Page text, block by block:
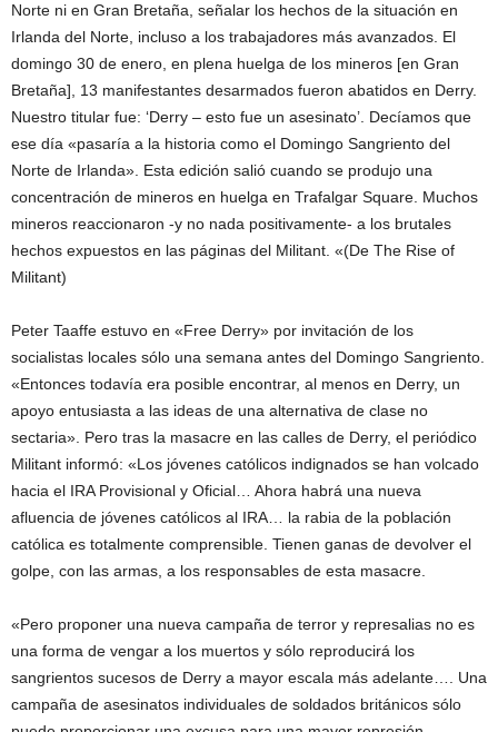
Norte ni en Gran Bretaña, señalar los hechos de la situación en
Irlanda del Norte, incluso a los trabajadores más avanzados. El
domingo 30 de enero, en plena huelga de los mineros [en Gran
Bretaña], 13 manifestantes desarmados fueron abatidos en Derry.
Nuestro titular fue: ‘Derry – esto fue un asesinato’. Decíamos que
ese día «pasaría a la historia como el Domingo Sangriento del
Norte de Irlanda». Esta edición salió cuando se produjo una
concentración de mineros en huelga en Trafalgar Square. Muchos
mineros reaccionaron -y no nada positivamente- a los brutales
hechos expuestos en las páginas del Militant. «(De The Rise of
Militant)
Peter Taaffe estuvo en «Free Derry» por invitación de los
socialistas locales sólo una semana antes del Domingo Sangriento.
«Entonces todavía era posible encontrar, al menos en Derry, un
apoyo entusiasta a las ideas de una alternativa de clase no
sectaria». Pero tras la masacre en las calles de Derry, el periódico
Militant informó: «Los jóvenes católicos indignados se han volcado
hacia el IRA Provisional y Oficial… Ahora habrá una nueva
afluencia de jóvenes católicos al IRA… la rabia de la población
católica es totalmente comprensible. Tienen ganas de devolver el
golpe, con las armas, a los responsables de esta masacre.
«Pero proponer una nueva campaña de terror y represalias no es
una forma de vengar a los muertos y sólo reproducirá los
sangrientos sucesos de Derry a mayor escala más adelante…. Una
campaña de asesinatos individuales de soldados británicos sólo